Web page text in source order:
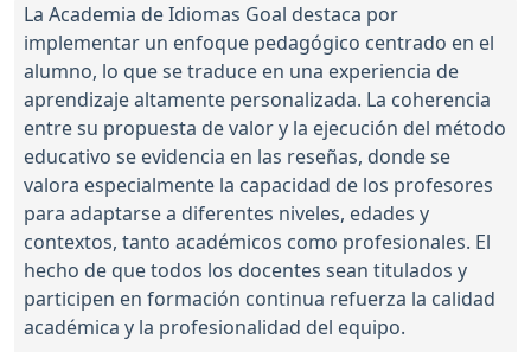
La Academia de Idiomas Goal destaca por
implementar un enfoque pedagógico centrado en el
alumno, lo que se traduce en una experiencia de
aprendizaje altamente personalizada. La coherencia
entre su propuesta de valor y la ejecución del método
educativo se evidencia en las reseñas, donde se
valora especialmente la capacidad de los profesores
para adaptarse a diferentes niveles, edades y
contextos, tanto académicos como profesionales. El
hecho de que todos los docentes sean titulados y
participen en formación continua refuerza la calidad
académica y la profesionalidad del equipo.